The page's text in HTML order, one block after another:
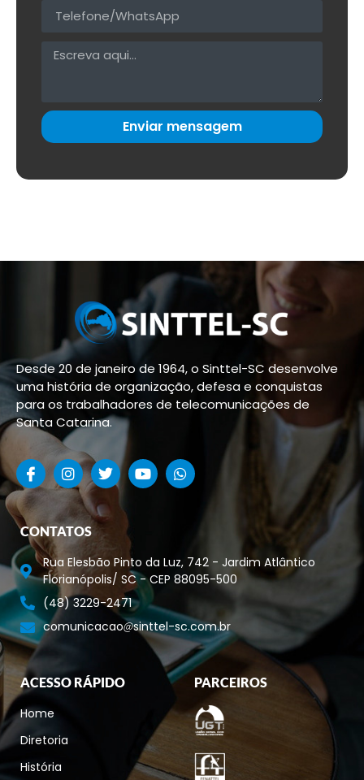
Enviar mensagem
Desde 20 de janeiro de 1964, o Sinttel-SC desenvolve
uma história de organização, defesa e conquistas
para os trabalhadores de telecomunicações de
Santa Catarina.
CONTATOS
Rua Elesbão Pinto da Luz, 742 - Jardim Atlântico
Florianópolis/ SC - CEP 88095-500
(48) 3229-2471
comunicacao
sinttel-sc.com.br
ACESSO RÁPIDO
Home
Diretoria
História
PARCEIROS